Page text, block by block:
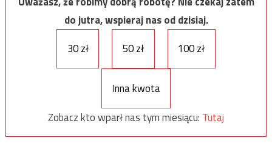
do jutra, wspieraj nas od dzisiaj.
30 zł
50 zł 100 zł
Inna kwota
Zobacz kto wparł nas tym miesiącu: Tutaj